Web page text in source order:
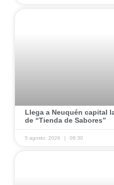
​Llega a Neuquén capital
de “Tienda de Sabores” ​
5 agosto, 2026 08:30